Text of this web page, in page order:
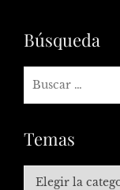
Búsqueda
Temas